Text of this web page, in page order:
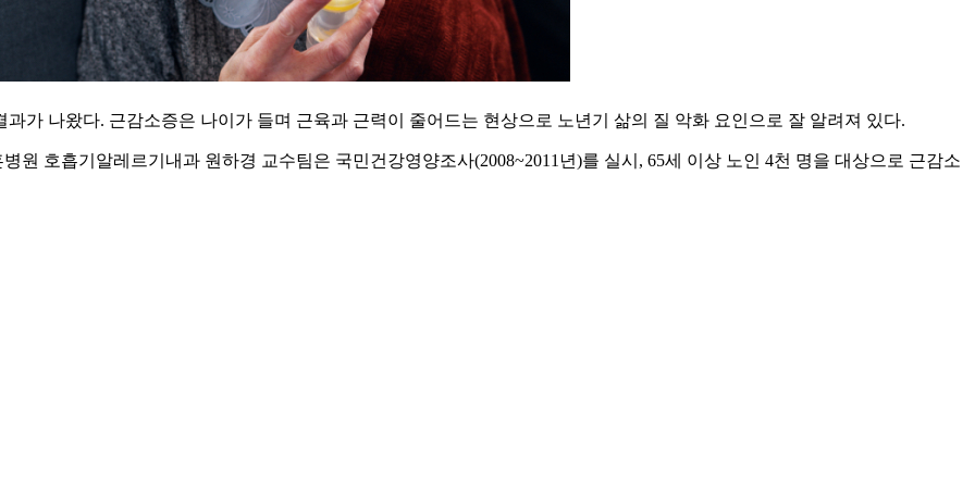
가 나왔다. 근감소증은 나이가 들며 근육과 근력이 줄어드는 현상으로 노년기 삶의 질 악화 요인으로 잘 알려져 있다.
원 호흡기알레르기내과 원하경 교수팀은 국민건강영양조사(2008~2011년)를 실시, 65세 이상 노인 4천 명을 대상으로 근감소